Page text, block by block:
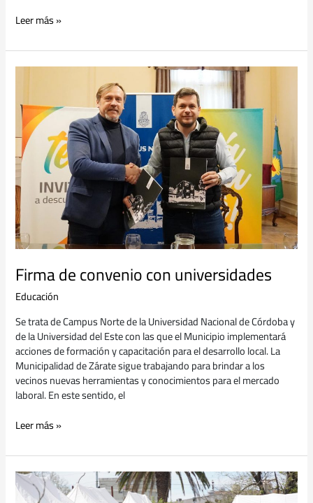
Leer más »
Firma de convenio con universidades
Educación
Se trata de Campus Norte de la Universidad Nacional de Córdoba y
de la Universidad del Este con las que el Municipio implementará
acciones de formación y capacitación para el desarrollo local. La
Municipalidad de Zárate sigue trabajando para brindar a los
vecinos nuevas herramientas y conocimientos para el mercado
laboral. En este sentido, el
convenio
con
universidades
Leer más »
Se
realizó